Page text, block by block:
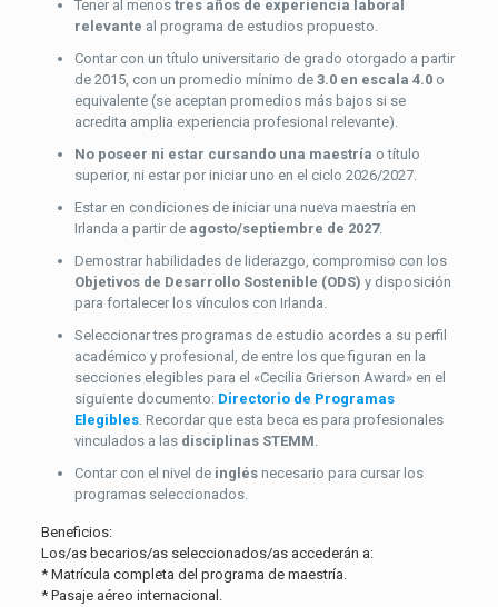
Tener al menos tres años de experiencia laboral
relevante al programa de estudios propuesto.
Contar con un título universitario de grado otorgado a partir
de 2015, con un promedio mínimo de 3.0 en escala 4.0o
equivalente (se aceptan promedios más bajos si se
acredita amplia experiencia profesional relevante).
No poseer ni estar cursando una maestría o título
superior, ni estar por iniciar uno en el ciclo 2026/2027.
Estar en condiciones de iniciar una nueva maestría en
Irlanda a partir de agosto/septiembre de 2027.
Demostrar habilidades de liderazgo, compromiso con los
Objetivos de Desarrollo Sostenible (ODS) y disposición
para fortalecer los vínculos con Irlanda.
Seleccionar tres programas de estudio acordes a su perfil
académico y profesional, de entre los que figuran en la
secciones elegibles para el «Cecilia Grierson Award» en el
siguiente documento: Directorio de Programas
Elegibles. Recordar que esta beca es para profesionales
vinculados a las disciplinas STEMM.
Contar con el nivel de inglésnecesario para cursar los
programas seleccionados.
Beneficios:
Los/as becarios/as seleccionados/as accederán a:
* Matrícula completa del programa de maestría.
* Pasaje aéreo internacional.